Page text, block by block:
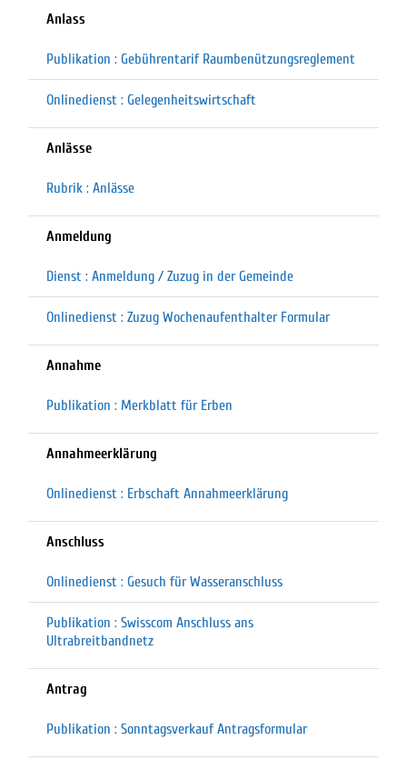
Anlass
Publikation : Gebührentarif Raumbenützungsreglement
Onlinedienst : Gelegenheitswirtschaft
Anlässe
Rubrik : Anlässe
Anmeldung
Dienst : Anmeldung / Zuzug in der Gemeinde
Onlinedienst : Zuzug Wochenaufenthalter Formular
Annahme
Publikation : Merkblatt für Erben
Annahmeerklärung
Onlinedienst : Erbschaft Annahmeerklärung
Anschluss
Onlinedienst : Gesuch für Wasseranschluss
Publikation : Swisscom Anschluss ans
Ultrabreitbandnetz
Antrag
Publikation : Sonntagsverkauf Antragsformular